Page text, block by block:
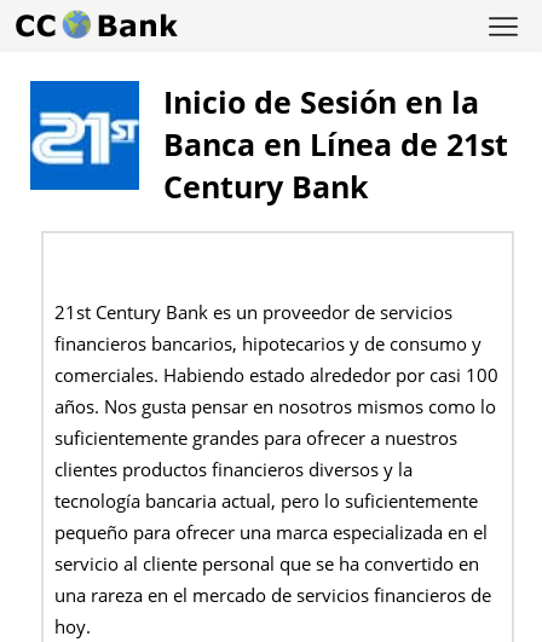
Inicio de Sesión en la
Banca en Línea de 21st
Century Bank
21st Century Bank es un proveedor de servicios
financieros bancarios, hipotecarios y de consumo y
comerciales. Habiendo estado alrededor por casi 100
años. Nos gusta pensar en nosotros mismos como lo
suficientemente grandes para ofrecer a nuestros
clientes productos financieros diversos y la
tecnología bancaria actual, pero lo suficientemente
pequeño para ofrecer una marca especializada en el
servicio al cliente personal que se ha convertido en
una rareza en el mercado de servicios financieros de
hoy.